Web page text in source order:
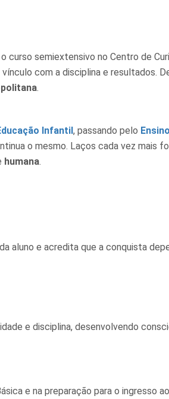
curso semiextensivo no Centro de
com a disciplina e resultados.
.
Infantil, passando pelo
o mesmo. Laços cada vez mais
humana.
aluno e acredita que a conquista
e disciplina, desenvolvendo
e na preparação para o ingresso